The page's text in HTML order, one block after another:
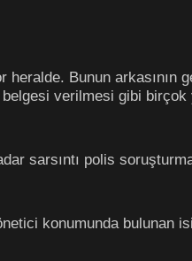
heralde. Bunun arkasının
verilmesi gibi
sarsıntı polis
konumunda bulunan